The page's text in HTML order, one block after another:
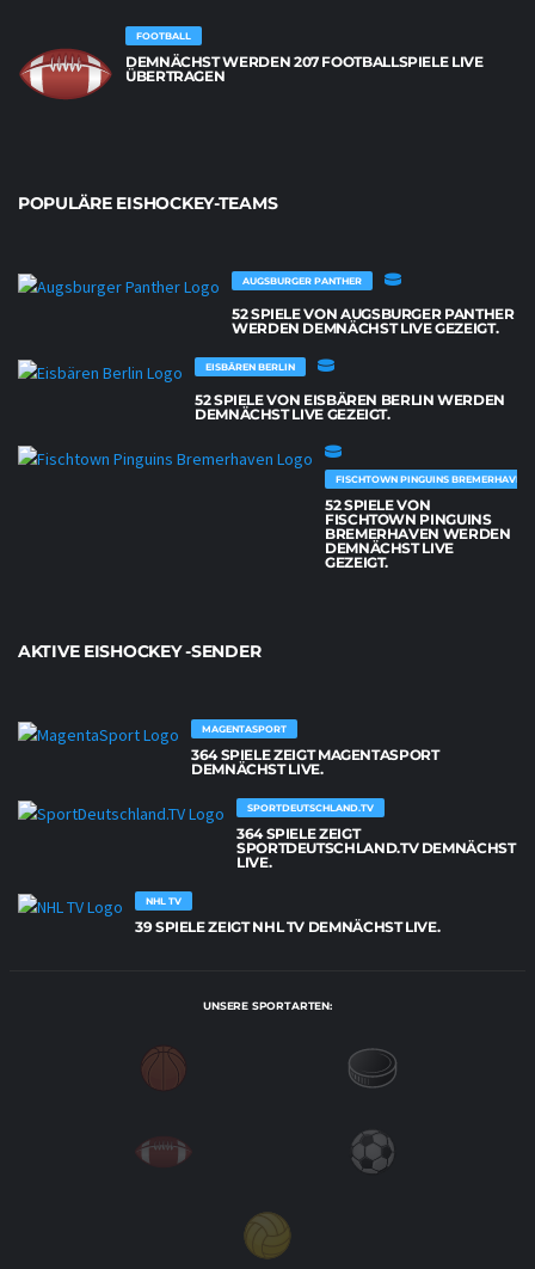
FOOTBALL
DEMNÄCHST WERDEN 207 FOOTBALLSPIELE LIVE
ÜBERTRAGEN
POPULÄRE EISHOCKEY-TEAMS
AUGSBURGER PANTHER
52 SPIELE VON AUGSBURGER PANTHER
WERDEN DEMNÄCHST LIVE GEZEIGT.
EISBÄREN BERLIN
52 SPIELE VON EISBÄREN BERLIN WERDEN
DEMNÄCHST LIVE GEZEIGT.
FISCHTOWN PINGUINS BREMERHAVEN
52 SPIELE VON
FISCHTOWN PINGUINS
BREMERHAVEN WERDEN
DEMNÄCHST LIVE
GEZEIGT.
AKTIVE EISHOCKEY -SENDER
MAGENTASPORT
364 SPIELE ZEIGT MAGENTASPORT
DEMNÄCHST LIVE.
SPORTDEUTSCHLAND.TV
364 SPIELE ZEIGT
SPORTDEUTSCHLAND.TV DEMNÄCHST
LIVE.
NHL TV
39 SPIELE ZEIGT NHL TV DEMNÄCHST LIVE.
UNSERE SPORTARTEN: